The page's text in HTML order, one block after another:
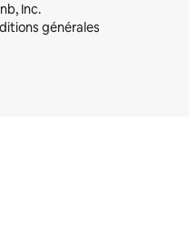
Inc.
générales